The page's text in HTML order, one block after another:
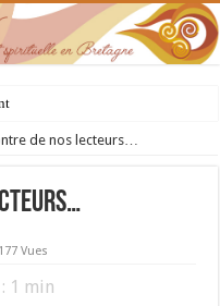
la Bretagne chrétienne
de nos lecteurs…
177 Vues
1 min